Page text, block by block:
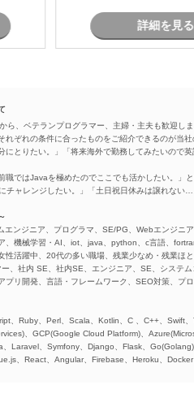
詳細を見る
ら、ベテランプログラマー、主婦・主夫も歓迎しま
れぞれの条件に合ったものをご紹介できるのが当
にとりたい。」「将来海外で勤務してみたいので
職ではJavaを極めたのでここでも活かしたい。」
チャレンジしたい。」「土日祝日休みは譲れない
エンジニア、プログラマ、SE/PG、Webエンジニ
、機械学習・AI、iot、java、python、c言語、
性活躍中、20代の多い職場、残業少なめ・残業ほ
、社内 SE、社内SE、エンジニア、SE、システ
プリ開発、言語・フレームワーク、SEO対策、プ
、Ruby、Perl、Scala、Kotlin、C 、C++、Swift
、GCP(Google Cloud Platform)、
Laravel、Symfony、Django、Flask、
、React、Angular、Firebase、Heroku、